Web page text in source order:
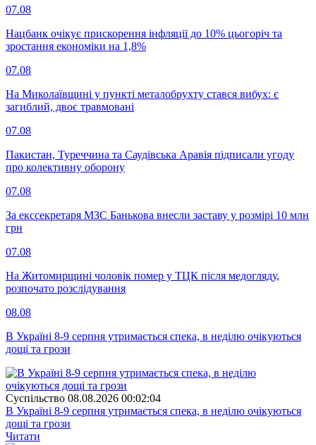
07.08
Нацбанк очікує прискорення інфляції до 10% цьогоріч та
зростання економіки на 1,8%
07.08
На Миколаївщині у пункті металобрухту стався вибух: є
загиблий, двоє травмовані
07.08
Пакистан, Туреччина та Саудівська Аравія підписали угоду
про колективну оборону
07.08
За екссекретаря МЗС Банькова внесли заставу у розмірі 10 млн
грн
07.08
На Житомирщині чоловік помер у ТЦК після медогляду,
розпочато розслідування
08.08
В Україні 8-9 серпня утримається спека, в неділю очікуються
дощі та грози
Суспiльство 08.08.2026 00:02:04
В Україні 8-9 серпня утримається спека, в неділю очікуються
дощі та грози
Читати